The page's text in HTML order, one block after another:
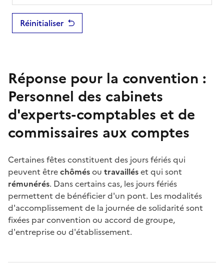
Réinitialiser
Réponse pour la convention :
Personnel des cabinets
d'experts-comptables et de
commissaires aux comptes
Certaines fêtes constituent des jours fériésqui
peuvent êtrechômésou travailléset qui sont
rémunérés. Dans certains cas, les jours fériés
permettent de bénéficier d'un pont. Les modalités
d'accomplissement de la journée de solidaritésont
fixées par convention ou accord de groupe,
d'entreprise ou d'établissement.